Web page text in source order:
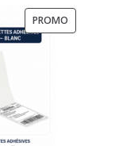
PROMO